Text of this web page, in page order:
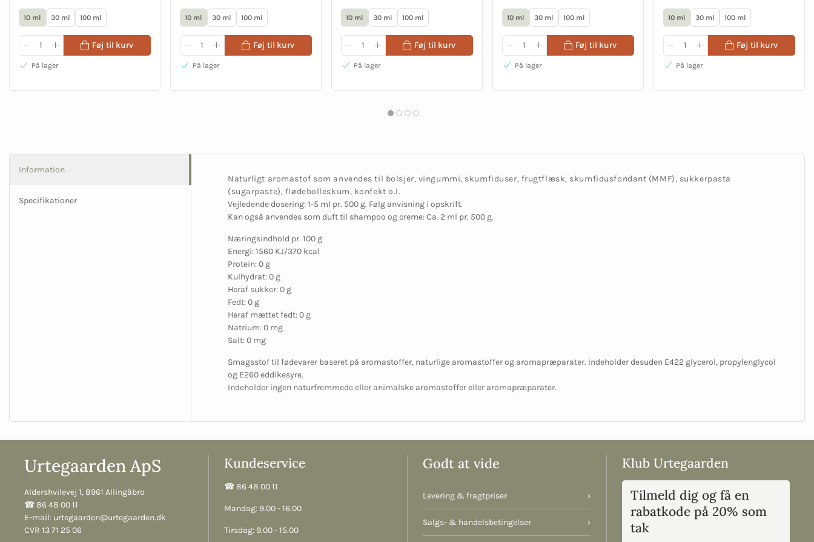
10 ml 30 ml 100 ml
Føj til kurv
På lager
10 ml 30 ml 100 ml
Føj til kurv
På lager
10 ml 30 ml 100 ml
Føj til kurv
På lager
10 ml 30 ml 100 ml
Føj til kurv
På lager
10 ml 30 ml 100 ml
Føj til kurv
På lager
Information
Specifikationer
Naturligt aromastof som anvendes til bolsjer, vingummi, skumfiduser, frugtflæsk, skumfidusfondant (MMF), sukkerpasta
(sugarpaste), flødebolleskum, konfekt o.l.
Vejledende dosering: 1-5 ml pr. 500 g. Følg anvisning i opskrift.
Kan også anvendes som duft til shampoo og creme: Ca. 2 ml pr. 500 g.
Næringsindhold pr. 100 g
Energi: 1560 KJ/370 kcal
Protein: 0 g
Kulhydrat: 0 g
Heraf sukker: 0 g
Fedt: 0 g
Heraf mættet fedt: 0 g
Natrium: 0 mg
Salt: 0 mg
Smagsstof til fødevarer baseret på aromastoffer, naturlige aromastoffer og aromapræparater. Indeholder desuden E422 glycerol, propylenglycol
og E260 eddikesyre.
Indeholder ingen naturfremmede eller animalske aromastoffer eller aromapræparater.
Urtegaarden ApS
Aldershvilevej 1, 8961 Allingåbro
☎︎ 86 48 00 11
E-mail: urtegaarden@urtegaarden.dk
CVR 13 71 25 06
Kundeservice
☎︎ 86 48 00 11
Mandag: 9.00 - 16.00
Tirsdag: 9.00 - 15.00
Godt at vide
Levering & fragtpriser ›
Salgs- & handelsbetingelser ›
Klub Urtegaarden
Tilmeld dig og få en
rabatkode på 20% som
tak